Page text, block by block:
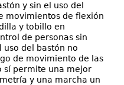
y sin el uso del
movimientos de flexión
y tobillo en
de personas sin
uso del bastón no
de movimiento de las
sí permite una mejor
y una marcha un